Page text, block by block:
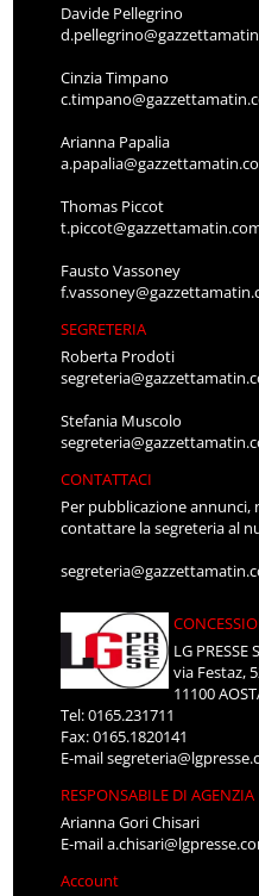
Davide Pellegrino
Cinzia Timpano
Arianna Papalia
Thomas Piccot
Fausto Vassoney
SEGRETERIA
Roberta Prodoti
Stefania Muscolo
CONTATTACI
Per pubblicazione
contattare la segreteria al
LG PRESSE
via Festaz,
11100
Tel: 0165.231711
Fax: 0165.1820141
E-mail
RESPONSABILE DI AGENZIA
Arianna Gori Chisari
E-mail
Account